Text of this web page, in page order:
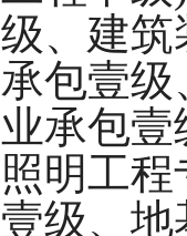
级、建筑
承包壹
业承包
照明工
壹级、地